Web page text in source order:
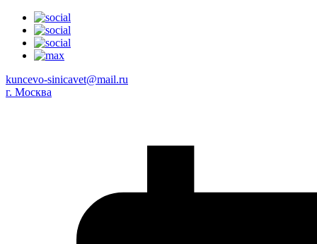
kuncevo-sinicavet@mail.ru
г. Москва